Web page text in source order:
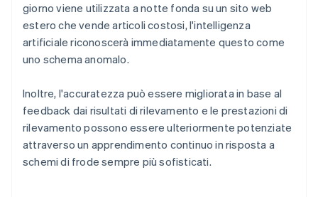
giorno viene utilizzata a notte fonda su un sito web
estero che vende articoli costosi, l'intelligenza
artificiale riconoscerà immediatamente questo come
uno schema anomalo.
Inoltre, l'accuratezza può essere migliorata in base al
feedback dai risultati di rilevamento e le prestazioni di
rilevamento possono essere ulteriormente potenziate
attraverso un apprendimento continuo in risposta a
schemi di frode sempre più sofisticati.